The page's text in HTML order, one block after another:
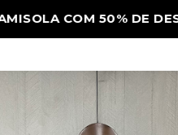
LEVA A 2ª